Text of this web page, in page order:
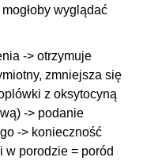
wyglądać
-> otrzymuje
zmniejsza się
z oksytocyną
-> podanie
-> konieczność
w porodzie = poród